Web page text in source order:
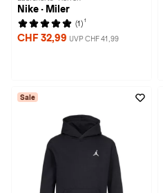
Nike · Miler
(1) 1
CHF 32,99 UVP CHF 41,99
Sale